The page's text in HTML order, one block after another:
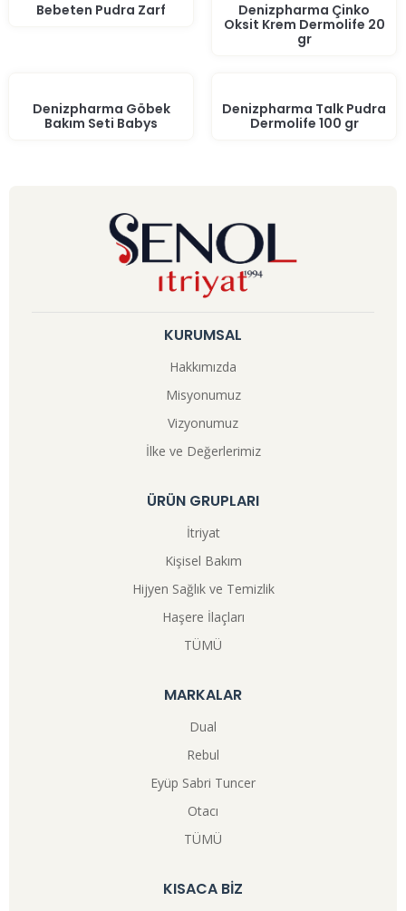
Bebeten Pudra Zarf
Denizpharma Çinko
Oksit Krem Dermolife 20
gr
Denizpharma Göbek
Bakım Seti Babys
Denizpharma Talk Pudra
Dermolife 100 gr
KURUMSAL
Hakkımızda
Misyonumuz
Vizyonumuz
İlke ve Değerlerimiz
ÜRÜN GRUPLARI
İtriyat
Kişisel Bakım
Hijyen Sağlık ve Temizlik
Haşere İlaçları
TÜMÜ
MARKALAR
Dual
Rebul
Eyüp Sabri Tuncer
Otacı
TÜMÜ
KISACA BİZ